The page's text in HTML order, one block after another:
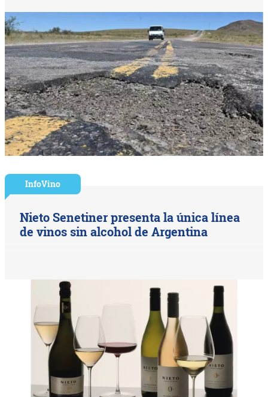
InfoVino
Nieto Senetiner presenta la única línea
de vinos sin alcohol de Argentina